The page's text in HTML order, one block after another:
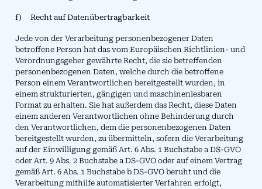
f) Recht auf Datenübertragbarkeit
Jede von der Verarbeitung personenbezogener Daten
betroffene Person hat das vom Europäischen Richtlinien- und
Verordnungsgeber gewährte Recht, die sie betreffenden
personenbezogenen Daten, welche durch die betroffene
Person einem Verantwortlichen bereitgestellt wurden, in
einem strukturierten, gängigen und maschinenlesbaren
Format zu erhalten. Sie hat außerdem das Recht, diese Daten
einem anderen Verantwortlichen ohne Behinderung durch
den Verantwortlichen, dem die personenbezogenen Daten
bereitgestellt wurden, zu übermitteln, sofern die Verarbeitung
auf der Einwilligung gemäß Art. 6 Abs. 1 Buchstabe a DS-GVO
oder Art. 9 Abs. 2 Buchstabe a DS-GVO oder auf einem Vertrag
gemäß Art. 6 Abs. 1 Buchstabe b DS-GVO beruht und die
Verarbeitung mithilfe automatisierter Verfahren erfolgt,